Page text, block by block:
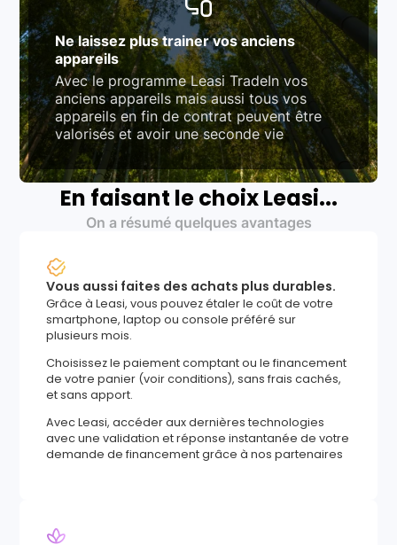
Ne laissez plus trainer vos anciens
appareils
Avec le programme Leasi TradeIn vos
anciens appareils mais aussi tous vos
appareils en fin de contrat peuvent être
valorisés et avoir une seconde vie
En faisant le choix Leasi...
On a résumé quelques avantages
Vous aussi faites des achats plus durables.
Grâce à Leasi, vous pouvez étaler le coût de votre
smartphone, laptop ou console préféré sur
plusieurs mois.
Choisissez le paiement comptant ou le financement
de votre panier (voir conditions), sans frais cachés,
et sans apport.
Avec Leasi, accéder aux dernières technologies
avec une validation et réponse instantanée de votre
demande de financement grâce à nos partenaires